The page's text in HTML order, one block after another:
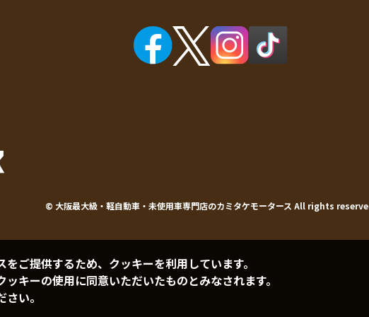
© 大阪最大級・軽自動車・未使用車専門店のカミタケモータース All rights
ご提供するため、クッキーを利用しています。
キーの使用に同意いただいたものとみなされます。
い。